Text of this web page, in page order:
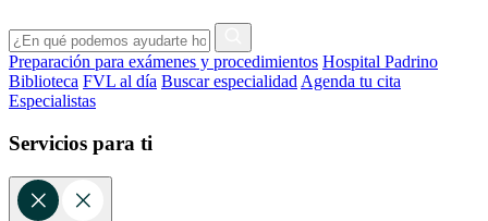
Preparación para exámenes y procedimientos Hospital Padrino
Biblioteca FVL al día Buscar especialidad Agenda tu cita
Especialistas
Servicios para ti